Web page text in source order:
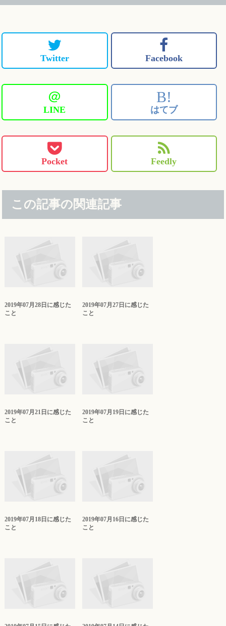
Twitter Facebook
＠
LINE
B!
はてブ
Pocket Feedly
この記事の関連記事
2019年07月28日に感じた
こと
2019年07月27日に感じた
こと
2019年07月21日に感じた
こと
2019年07月19日に感じた
こと
2019年07月18日に感じた
こと
2019年07月16日に感じた
こと